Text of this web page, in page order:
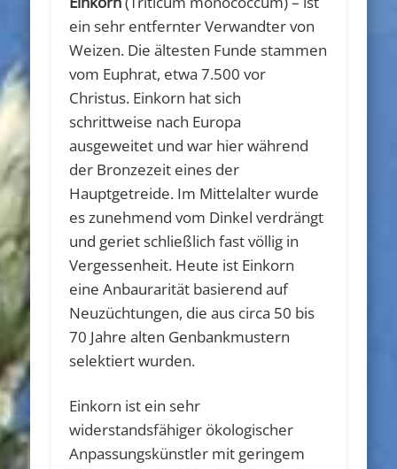
ein sehr entfernter Verwandter von
Weizen. Die ältesten Funde stammen
vom Euphrat, etwa 7.500 vor
Christus. Einkorn hat sich
schrittweise nach Europa
ausgeweitet und war hier während
der Bronzezeit eines der
Hauptgetreide. Im Mittelalter wurde
es zunehmend vom Dinkel verdrängt
und geriet schließlich fast völlig in
Vergessenheit. Heute ist Einkorn
eine Anbaurarität basierend auf
Neuzüchtungen, die aus circa 50 bis
70 Jahre alten Genbankmustern
selektiert wurden.
Einkorn ist ein sehr
widerstandsfähiger ökologischer
Anpassungskünstler mit geringem